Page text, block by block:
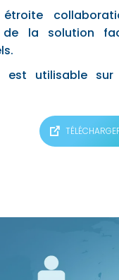
de la solution
est utilisable